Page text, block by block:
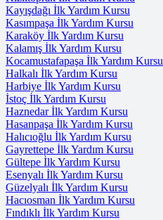
Kayışdağı İlk Yardım Kursu
Kasımpaşa İlk Yardım Kursu
Karaköy İlk Yardım Kursu
Kalamış İlk Yardım Kursu
Kocamustafapaşa İlk Yardım Kursu
Halkalı İlk Yardım Kursu
Harbiye İlk Yardım Kursu
İstoç İlk Yardım Kursu
Haznedar İlk Yardım Kursu
Hasanpaşa İlk Yardım Kursu
Halıcıoğlu İlk Yardım Kursu
Gayrettepe İlk Yardım Kursu
Gültepe İlk Yardım Kursu
Esenyalı İlk Yardım Kursu
Güzelyalı İlk Yardım Kursu
Hacıosman İlk Yardım Kursu
Fındıklı İlk Yardım Kursu